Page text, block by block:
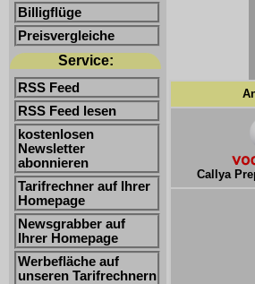
Billigflüge
Preisvergleiche
Service:
RSS Feed
RSS Feed lesen
kostenlosen
Newsletter
abonnieren
Tarifrechner auf Ihrer
Homepage
Newsgrabber auf
Ihrer Homepage
Werbefläche auf
unseren Tarifrechnern
Callya